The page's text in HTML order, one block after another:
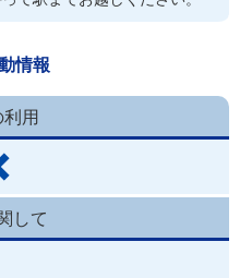
情報
用
して